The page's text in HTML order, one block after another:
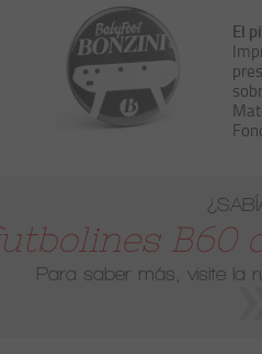
El
B60
Para saber más, visite la